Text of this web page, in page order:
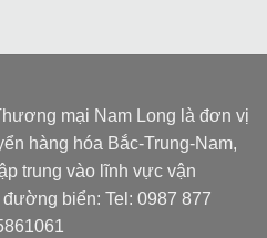
mại Nam Long là đơn vị
hàng hóa Bắc-Trung-Nam,
trung vào lĩnh vực vận
biển: Tel: 0987 877